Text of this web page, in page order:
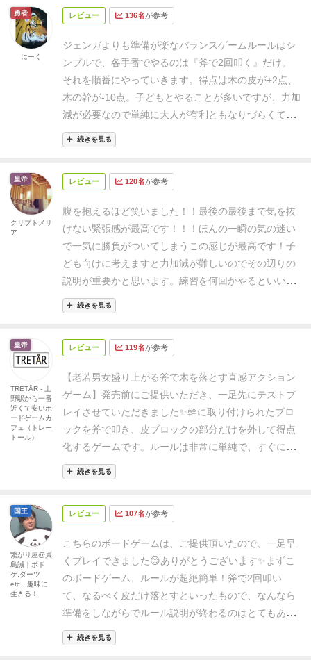
全ての皮が落ちたらゲーム終了で
の日のゲーム会でも超級に盛り上がるほどに
1ゲーム
10分ほどでしたけど 面白いので4、5回はリピートしち
ゃいました。 スライド的に皮をつけるので 横からコー
ンとしても、あまり皮が落ちないって思いがちなんで
すが これが絶妙な力加減でコーンとすれば
ちゃんとポ
ロってしちゃうんです。
が、そっちの方がむしろ難しかったりします。
からコーンとする力加減が結構シビアで
んも落ちないし、強すぎると木の本体ごと落ちてしま
うし、あとコーンとして輪切の木がズレることで輪切
の本体が落ちてしまうリスクも増大し どの部分をどの
方向からコーンするかとか色々なことが頭を駆け巡る
ようになって それがまたオノをふるう動作に微妙に影
響して一筋縄ではいかんのです。
もー、わからん！と適当にオノをふってみたら
を鑑みてオノをふるったら
そうな状態になりオレどーする？みたいに追い込まれ
たり、単にオノで皮だけを落とすゲームなのに 色んな
ドラマがあったなー。 想像してみて、 ちゃんとした勢
いでコーンとするつもりが、 木の本体を落としたくな
いとビビリ過ぎて コチュってゆうソフトタッチになる
結果とか、 「オレが見本みしたる、こーやるんじゃ」
木が、ガラガラガッシャーンと
てしまう有様。思わず笑ってしまいます。
で、 ハラハラドキドキ ワイワイコンコンからの
ヘイ
ヘイホーしてて、楽しかったです。楽しい時間ありが
とー。もちろんオススメー！
レビュー 136名が参考
ジェンガよりも準備が楽なバランスゲーム ルールはシ
ンプルで、各手番でやるのは『斧で2回叩く』だけ。
それを順番にやっていきます。 得点は木の皮が+2点、
木の幹が-10点。 子どもとやることが多いですが、力加
減が必要なので単純に大人が有利ともなりづらくて楽
しめます。手番で2回叩くチャンスがあるのも良く
て、1回だけなら無謀に叩いて崩してしまいそうなと
まれたりします。ジェンガよりも準備が楽で『もう一
続きを見る
勇者
にーく
レビュー 120名が参考
腹を抱えるほど笑いました！！ 最後の最後まで気を抜
けない緊張感が最高です！！！ ほんの一瞬の気の迷い
で一気に勝負がついてしまうこの感じが最高です！ 子
ども向けに考えますと力加減が難しいのでその辺りの
説明が重要かと思います。 練習を何回かやるといいか
も。準備に少し時間がかかるのが難点。
滑るので本当に慎重な力加減が要求されます。
続きを見る
皇帝
クリプトメリ
ア
レビュー 119名が参考
【老若男女盛り上がる斧で木を落とす直感アクション
ゲーム】 発売前にご提供いただき、一足先にテストプ
レイさせていただきました✨幹に取り付けられたブロ
ックを斧で叩き、皮ブロックの部分だけを外して得点
化するゲームです。
ルールは非常に単純で、すぐに理
解できます。準備も短時間で済むため、子供から大人
まで楽しめる作品と感じました。
力の調整が重要です。思った以上にコントロールが難
点」「木ブロック−10点」なので、最後まで緊張感を
保てます。 手軽さと熱さがちょうどいい作品で、ぜひ
皆さんにも体験してほしいです！
続きを見る
皇帝
TRETÅR - 上
野駅から一番
近くて安いボ
ードゲームカ
フェ（トレー
トール）
レビュー 107名が参考
こちらのボードゲームは、ご提供頂いたので、一足早
くプレイできました😊ありがとうございます✨ まずこ
のボードゲーム、ルールが超絶簡単！ 斧で2回叩い
て、なるべく皮だけ落とすといったもので、なんなら
準備をしながらでルール説明が終わるのはとてもあり
がたいです😄
いのほか盛り上がり、一緒にプレイした方々、全員が
続きを見る
国王
繋がり屋@貞
島誠｜ボド
ゲ,ダーツ
etc…趣味に
生きる！